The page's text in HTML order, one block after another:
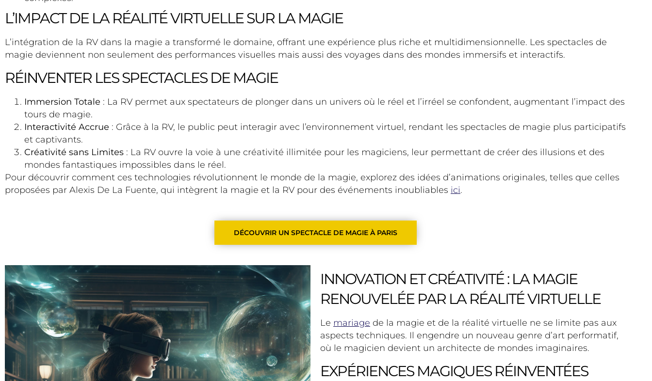
L’IMPACT DE LA RÉALITÉ VIRTUELLE SUR LA MAGIE
L’intégration de la RV dans la magie a transformé le domaine, offrant une expérience plus riche et multidimensionnelle. Les spectacles de
magie deviennent non seulement des performances visuelles mais aussi des voyages dans des mondes immersifs et interactifs.
RÉINVENTER LES SPECTACLES DE MAGIE
Immersion Totale : La RV permet aux spectateurs de plonger dans un univers où le réel et l’irréel se confondent, augmentant l’impact des
tours de magie.
Interactivité Accrue : Grâce à la RV, le public peut interagir avec l’environnement virtuel, rendant les spectacles de magie plus participatifs
et captivants.
Créativité sans Limites : La RV ouvre la voie à une créativité illimitée pour les magiciens, leur permettant de créer des illusions et des
mondes fantastiques impossibles dans le réel.
Pour découvrir comment ces technologies révolutionnent le monde de la magie, explorez des idées d’animations originales, telles que celles
proposées par Alexis De La Fuente, qui intègrent la magie et la RV pour des événements inoubliables ici.
DÉCOUVRIR UN SPECTACLE DE MAGIE À PARIS
INNOVATION ET CRÉATIVITÉ : LA MAGIE
RENOUVELÉE PAR LA RÉALITÉ VIRTUELLE
Le mariage de la magie et de la réalité virtuelle ne se limite pas aux
aspects techniques. Il engendre un nouveau genre d’art performatif,
où le magicien devient un architecte de mondes imaginaires.
EXPÉRIENCES MAGIQUES RÉINVENTÉES